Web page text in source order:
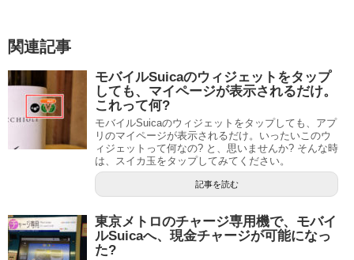
関連記事
モバイルSuicaのウィジェットをタップ
しても、マイページが表示されるだけ。
これって何?
モバイルSuicaのウィジェットをタップしても、アプ
リのマイページが表示されるだけ。いったいこのウ
ィジェットって何なの? と、思いませんか? そんな時
は、スイカ玉をタップしてみてください。
記事を読む
東京メトロのチャージ専用機で、モバイ
ルSuicaへ、現金チャージが可能になっ
た?